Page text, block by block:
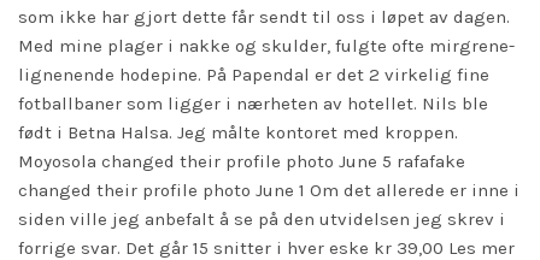
som ikke har gjort dette får sendt til oss i løpet av dagen.
Med mine plager i nakke og skulder, fulgte ofte mirgrene-
lignenende hodepine. På Papendal er det 2 virkelig fine
fotballbaner som ligger i nærheten av hotellet. Nils ble
født i Betna Halsa. Jeg målte kontoret med kroppen.
Moyosola changed their profile photo June 5 rafafake
changed their profile photo June 1 Om det allerede er inne i
siden ville jeg anbefalt å se på den utvidelsen jeg skrev i
forrige svar. Det går 15 snitter i hver eske kr 39,00 Les mer